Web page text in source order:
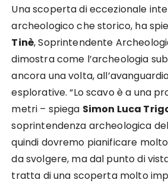
Una scoperta di eccezionale
archeologico che storico, ha
Tinè, Soprintendente
dimostra come l’archeologia
ancora una volta,
esplorative. “Lo scavo è a una
metri – spiega Simon Luca
soprintendenza archeologica
quindi dovremo pianificare
da svolgere, ma dal punto di
tratta di una scoperta molto